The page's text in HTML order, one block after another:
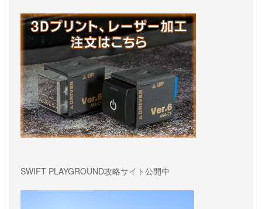
ョ
ン
SWIFT PLAYGROUND攻略サイト公開中